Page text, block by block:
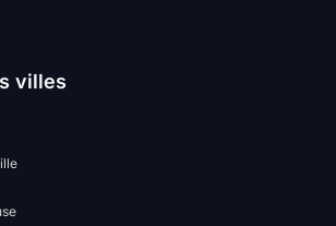
villes